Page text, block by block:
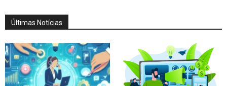
Últimas Notícias